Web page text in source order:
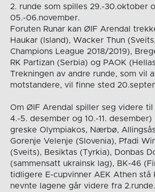
2. runde som spilles 29.-30.oktober
05.-06.november.
Foruten Runar kan ØIF Arendal
Haukar (Island), Wacker Thun
Champions League 2018/2019),
RK Partizan (Serbia) og PAOK
Trekningen av andre runde, som vil
motstandere, vil finne sted
Om ØIF Arendal spiller seg videre til
4.-5. desember og 10.-11. desember)
greske Olympiakos, Nærbø,
Gorenje Velenje (Slovenia), Pfadi
(Sveits), Besiktas (Tyrkia), Donbas
(sammensatt ukrainsk lag), BK-46
tidligere E-cupvinner AEK Athen stå
nevnte lagene går videre fra 2.runde.